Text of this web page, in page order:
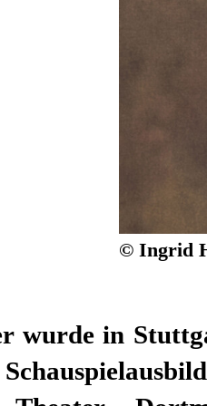
© Ingrid
wurde in